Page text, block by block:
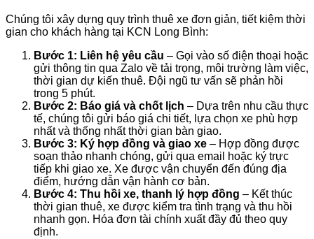
Chúng tôi xây dựng quy trình thuê xe đơn giản, tiết kiệm thời
gian cho khách hàng tại KCN Long Bình:
Bước 1: Liên hệ yêu cầu – Gọi vào số điện thoại hoặc
gửi thông tin qua Zalo về tải trọng, môi trường làm việc,
thời gian dự kiến thuê. Đội ngũ tư vấn sẽ phản hồi
trong 5 phút.
Bước 2: Báo giá và chốt lịch – Dựa trên nhu cầu thực
tế, chúng tôi gửi báo giá chi tiết, lựa chọn xe phù hợp
nhất và thống nhất thời gian bàn giao.
Bước 3: Ký hợp đồng và giao xe – Hợp đồng được
soạn thảo nhanh chóng, gửi qua email hoặc ký trực
tiếp khi giao xe. Xe được vận chuyển đến đúng địa
điểm, hướng dẫn vận hành cơ bản.
Bước 4: Thu hồi xe, thanh lý hợp đồng – Kết thúc
thời gian thuê, xe được kiểm tra tình trạng và thu hồi
nhanh gọn. Hóa đơn tài chính xuất đầy đủ theo quy
định.